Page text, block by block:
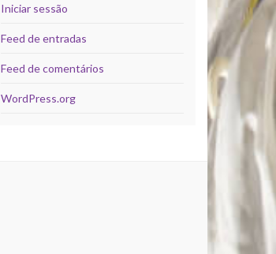
Iniciar sessão
Feed de entradas
Feed de comentários
WordPress.org